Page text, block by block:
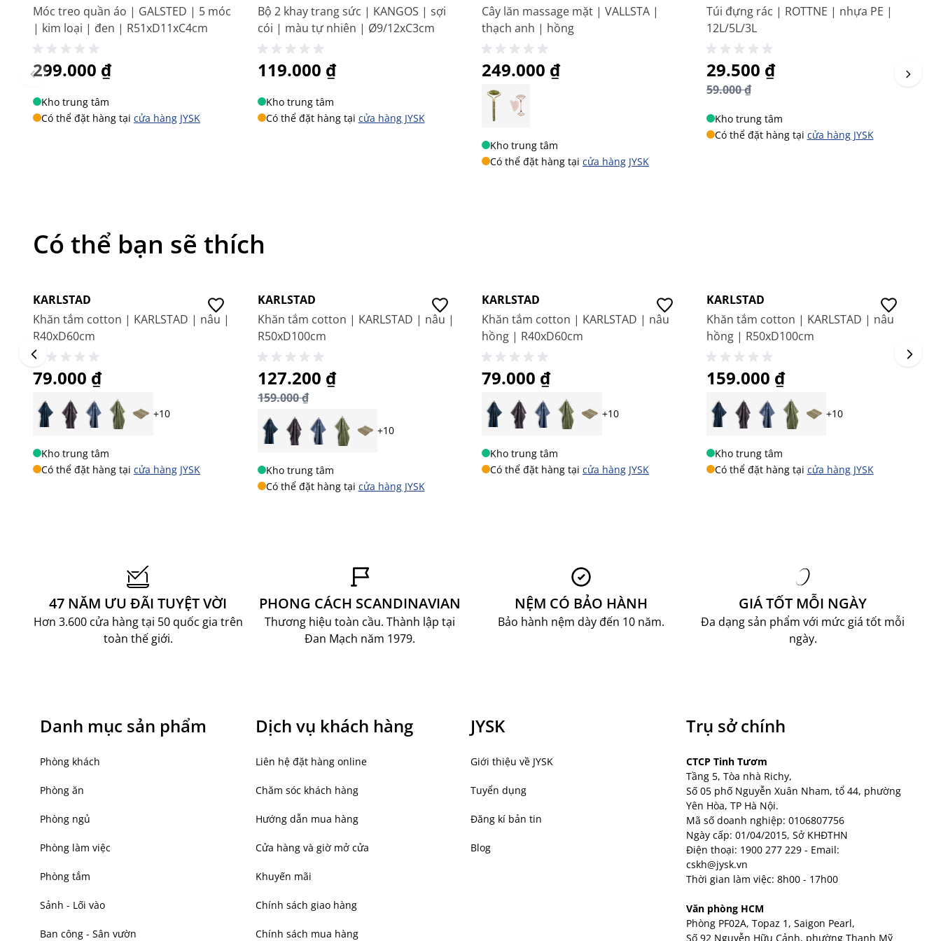
LIÊN HỆ NGAY ĐỂ ĐƯỢC TƯ VẤN
Hotline: 0904 63 60 63
Facebook:
Email: ecom@jysk.vn
Móc treo quần áo | GALSTED | 5 móc
| kim loại | đen | R51xD11xC4cm
299.000 ₫
Kho trung tâm
Có thể đặt hàng tại cửa hàng JYSK
Bộ 2 khay trang sức | KANGOS | sợi
cói | màu tự nhiên | Ø9/12xC3cm
119.000 ₫
Kho trung tâm
Có thể đặt hàng tại cửa hàng JYSK
Cây lăn massage mặt | VALLSTA |
thạch anh | hồng
249.000 ₫
Kho trung tâm
Có thể đặt hàng tại cửa hàng JYSK
Túi đựng rác | ROTTNE | nhựa PE |
12L/5L/3L
Giá đặc biệt
29.500 ₫
59.000 ₫
Kho trung tâm
Có thể đặt hàng tại cửa hàng JYSK
Có thể bạn sẽ thích
KARLSTAD
Khăn tắm cotton | KARLSTAD | nâu |
R40xD60cm
79.000 ₫
+10
Kho trung tâm
Có thể đặt hàng tại cửa hàng JYSK
KARLSTAD
Khăn tắm cotton | KARLSTAD | nâu |
R50xD100cm
Giá đặc biệt
127.200 ₫
159.000 ₫
+10
Kho trung tâm
Có thể đặt hàng tại cửa hàng JYSK
KARLSTAD
Khăn tắm cotton | KARLSTAD | nâu
hồng | R40xD60cm
79.000 ₫
+10
Kho trung tâm
Có thể đặt hàng tại cửa hàng JYSK
KARLSTAD
Khăn tắm cotton | KARLSTAD | nâu
hồng | R50xD100cm
159.000 ₫
+10
Kho trung tâm
Có thể đặt hàng tại cửa hàng JYSK
47 NĂM ƯU ĐÃI TUYỆT VỜI
Hơn 3.600 cửa hàng tại 50 quốc gia trên
toàn thế giới.
PHONG CÁCH SCANDINAVIAN
Thương hiệu toàn cầu. Thành lập tại
Đan Mạch năm 1979.
NỆM CÓ BẢO HÀNH
Bảo hành nệm dày đến 10 năm.
GIÁ TỐT MỖI NGÀY
Đa dạng sản phẩm với mức giá tốt mỗi
ngày.
Danh mục sản phẩm
Phòng khách
Phòng ăn
Phòng ngủ
Phòng làm việc
Phòng tắm
Sảnh - Lối vào
Ban công - Sân vườn
Dịch vụ khách hàng
Liên hệ đặt hàng online
Chăm sóc khách hàng
Hướng dẫn mua hàng
Cửa hàng và giờ mở cửa
Khuyến mãi
Chính sách giao hàng
Chính sách mua hàng
JYSK
Giới thiệu về JYSK
Tuyển dụng
Đăng kí bản tin
Blog
Trụ sở chính
CTCP Tinh Tươm
Tầng 5, Tòa nhà Richy,
Số 05 phố Nguyễn Xuân Nham, tổ 44, phường
Yên Hòa, TP Hà Nội.
Mã số doanh nghiệp: 0106807756
Ngày cấp: 01/04/2015, Sở KHĐTHN
Điện thoại: 1900 277 229- Email:
cskh@jysk.vn
Thời gian làm việc: 8h00 - 17h00
Văn phòng HCM
Phòng PF02A, Topaz 1, Saigon Pearl,
Số 92 Nguyễn Hữu Cảnh, phường Thạnh Mỹ